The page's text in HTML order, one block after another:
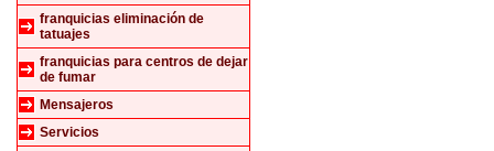
franquicias eliminación de
tatuajes
franquicias para centros de dejar
de fumar
Mensajeros
Servicios